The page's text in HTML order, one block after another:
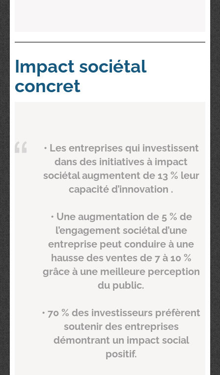
Impact sociétal
concret
• Les entreprises qui investissent
dans des initiatives à impact
sociétal augmentent de 13 % leur
capacité d’innovation .
• Une augmentation de 5 % de
l’engagement sociétal d’une
entreprise peut conduire à une
hausse des ventes de 7 à 10 %
grâce à une meilleure perception
du public.
• 70 % des investisseurs préfèrent
soutenir des entreprises
démontrant un impact social
positif.